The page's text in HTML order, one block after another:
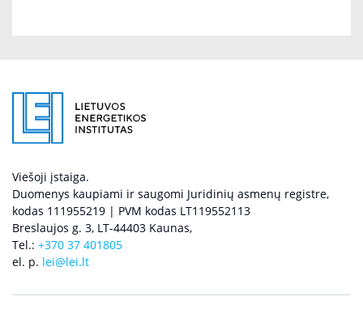
Viešoji įstaiga.
Duomenys kaupiami ir saugomi Juridinių asmenų registre,
kodas 111955219 | PVM kodas LT119552113
Breslaujos g. 3, LT-44403 Kaunas,
Tel.: +370 37 401805
el. p. lei@lei.lt